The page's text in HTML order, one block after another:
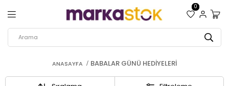
0
ANASAYFA BABALAR GÜNÜ HEDIYELERI